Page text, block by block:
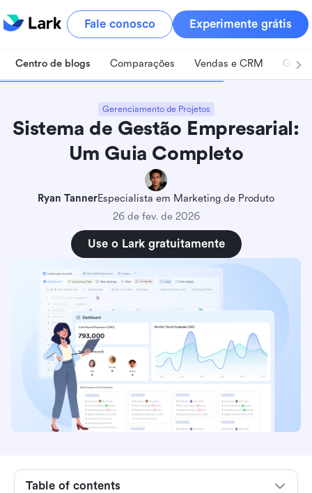
Fale conosco Experimente grátis
Centro de blogs Comparações Vendas e CRM
Gerenciamento de Projetos
Sistema de Gestão Empresarial:
Um Guia Completo
Ryan TannerEspecialista em Marketing de Produto
26 de fev. de 2026
Use o Lark gratuitamente
Table of contents
O que realmente significa um sistema de gestão
empresarial hoje?
Por que equipes em crescimento precisam de
um sistema de gestão empresarial?
sistema de gestão empresarial